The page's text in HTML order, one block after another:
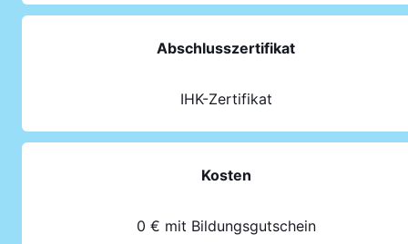
Abschlusszertifikat
IHK-Zertifikat
Kosten
0 € mit Bildungsgutschein